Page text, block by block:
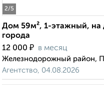
2/5
Дом 59м², 1-этажный, на
города
12 000 ₽ в месяц
Железнодорожный район,
Агентство, 04.08.2026